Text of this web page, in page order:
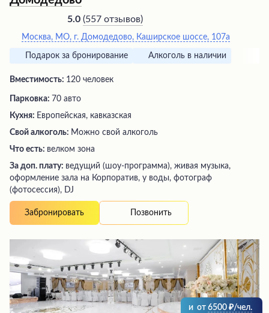
5.0 (557 отзывов)
Москва, МО, г. Домодедово, Каширское шоссе, 107а
Подарок за бронирование Алкоголь в наличии
Вместимость: 120 человек
Парковка: 70 авто
Кухня: Европейская, кавказская
Свой алкоголь: Можно свой алкоголь
Что есть: велком зона
За доп. плату: ведущий (шоу-программа), живая музыка,
оформление зала на Корпоратив, у воды, фотограф
(фотосессия), DJ
Забронировать Позвонить
и от 6500
/чел.